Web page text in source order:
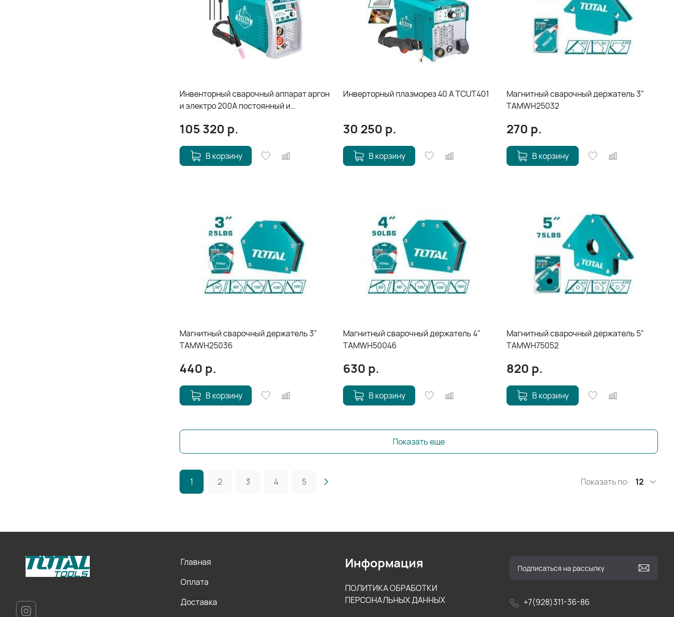
Инвенторный сварочный аппарат аргон
и электро 200А постоянный и
105 320 р.
В корзину
Инверторный плазморез 40 А TCUT401
30 250 р.
В корзину
Магнитный сварочный держатель 3"
TAMWH25032
270 р.
В корзину
Магнитный сварочный держатель 3"
TAMWH25036
440 р.
В корзину
Магнитный сварочный держатель 4"
TAMWH50046
630 р.
В корзину
Магнитный сварочный держатель 5"
TAMWH75052
820 р.
В корзину
Показать еще
1 2 3 4 5 Показать по: 12
+7(928)311-36-86
Главная
Оплата
Доставка
Информация
ПОЛИТИКА ОБРАБОТКИ
ПЕРСОНАЛЬНЫХ ДАННЫХ